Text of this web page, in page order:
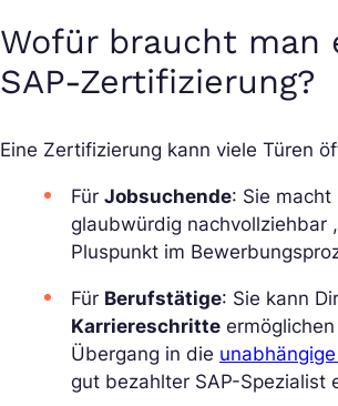
Wofür braucht man
SAP-Zertifizierung?
Eine Zertifizierung kann viele Türen
Für Jobsuchende: Sie macht
glaubwürdig nachvollziehbar
Pluspunkt im
Für Berufstätige: Sie kann
Karriereschritte
Übergang in die
gut bezahlter SAP-Spezialist